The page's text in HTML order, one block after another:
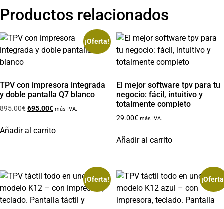
Productos relacionados
¡Oferta!
TPV con impresora integrada
y doble pantalla Q7 blanco
895.00€695.00€ más IVA.
Añadir al carrito
El mejor software tpv para tu
negocio: fácil, intuitivo y
totalmente completo
29.00€ más IVA.
Añadir al carrito
¡Oferta!